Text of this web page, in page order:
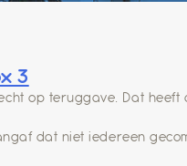
3
op teruggave. Dat heeft
dat niet iedereen